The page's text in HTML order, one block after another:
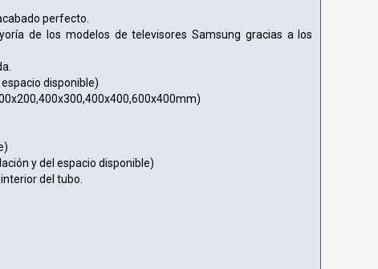
perfecto.
de los modelos de televisores Samsung gracias a los
disponible)
y del espacio disponible)
del tubo.